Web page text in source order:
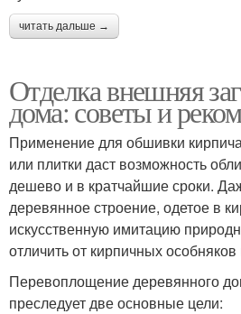
читать дальше →
Отделка внешняя
дома: советы и
Применение для обшивки
или плитки даст возможность
дешево и в кратчайшие сроки.
деревянное строение, одетое в
искусственную имитацию
отличить от кирпичных
Перевоплощение деревянного
преследует две основные цели: